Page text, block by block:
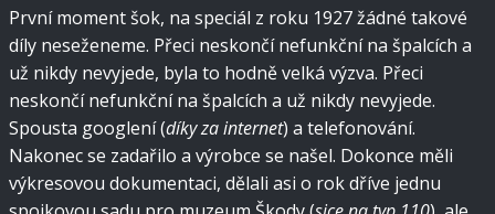
První moment šok, na speciál z roku 1927 žádné takové
díly neseženeme. Přeci neskončí nefunkční na špalcích a
už nikdy nevyjede, byla to hodně velká výzva. Přeci
neskončí nefunkční na špalcích a už nikdy nevyjede.
Spousta googlení (díky za internet) a telefonování.
Nakonec se zadařilo a výrobce se našel. Dokonce měli
výkresovou dokumentaci, dělali asi o rok dříve jednu